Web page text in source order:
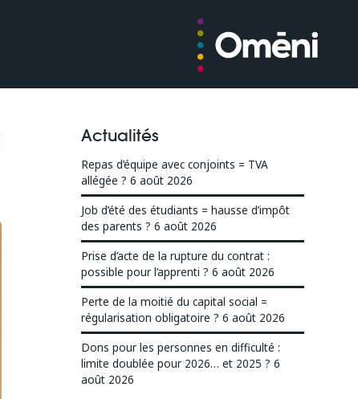
Actualités
Repas d’équipe avec conjoints = TVA
allégée ? 6 août 2026
Job d’été des étudiants = hausse d’impôt
des parents ? 6 août 2026
Prise d’acte de la rupture du contrat :
possible pour l’apprenti ? 6 août 2026
Perte de la moitié du capital social =
régularisation obligatoire ? 6 août 2026
Dons pour les personnes en difficulté :
limite doublée pour 2026… et 2025 ? 6
août 2026